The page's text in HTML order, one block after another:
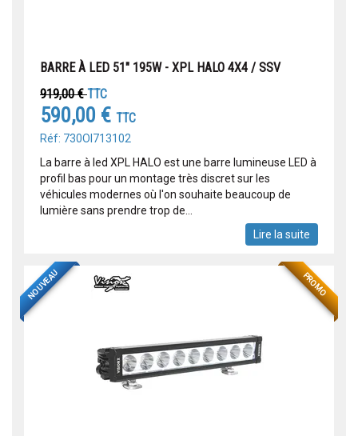
BARRE À LED 51" 195W - XPL HALO 4X4 / SSV
919,00 €TTC
590,00 € TTC
Réf: 730OI713102
La barre à led XPL HALO est une barre lumineuse LED à
profil bas pour un montage très discret sur les
véhicules modernes où l'on souhaite beaucoup de
lumière sans prendre trop de...
Lire la suite
PROMO
NOUVEAU